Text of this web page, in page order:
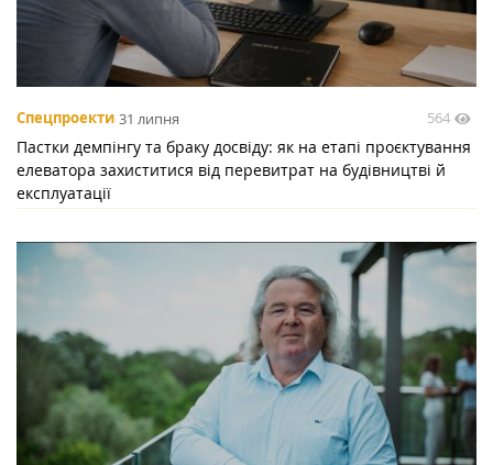
Спецпроекти 31 липня 564
Пастки демпінгу та браку досвіду: як на етапі проєктування
елеватора захиститися від перевитрат на будівництві й
експлуатації